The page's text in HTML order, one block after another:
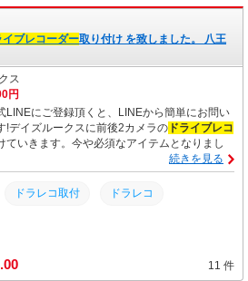
イブレコーダー取り付け を致しました。 八王
ス
円
LINEにご登録頂くと、LINEから簡単にお問い
!デイズルークスに前後2カメラの ドライブレコ
ていきます。今や必須なアイテムとなりまし
続きを見る
ドラレコ取付 ドラレコ
付 11 件